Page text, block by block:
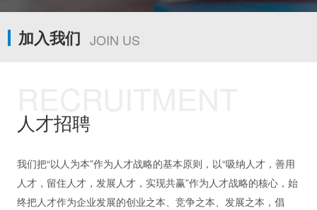
加入我们 JOIN US
人才招聘
我们把“以人为本”作为人才战略的基本原则，以“吸纳人才，善用
人才，留住人才，发展人才，实现共赢”作为人才战略的核心，始
终把人才作为企业发展的创业之本、竞争之本、发展之本，倡